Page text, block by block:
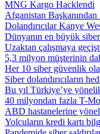
MNG Kargo Hacklendi
Afganistan Başkanından
Dolandırıcılar Kanye
Dünyanın en büyük
Uzaktan çalışmaya
5,3 milyon müşterinin
Her 10 siber güvenlik
Siber dolandırıcıların
Bu yıl Türkiye’ye
40 milyondan fazla T-
ABD hastanelerine
Yolcuların kredi kartı